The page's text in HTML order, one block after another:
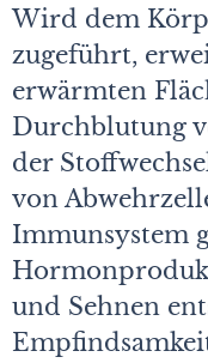
Wird dem
zugeführt,
erwärmten
Durchblutung
der
von
Immunsystem
und Sehnen